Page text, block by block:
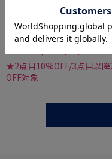
【ストレッチ】スマビズパンツノータッ
リムシルエットウォッシャブルイージ
スラックス
価格： 5,489円 (税込)
20%off
★2点目10%OFF/3点目以
OFF対象